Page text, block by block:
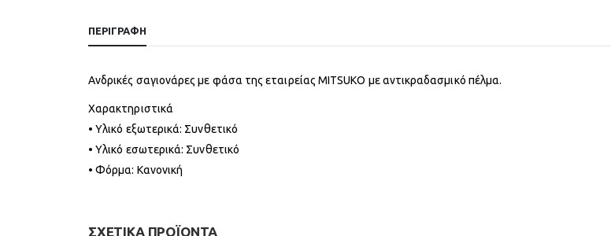
ΠΕΡΙΓΡΑΦΉ
Ανδρικές σαγιονάρες με φάσα της εταιρείας MITSUKO με αντικραδασμικό πέλμα.
Χαρακτηριστικά
• Υλικό εξωτερικά: Συνθετικό
• Υλικό εσωτερικά: Συνθετικό
• Φόρμα: Κανονική
ΣΧΕΤΙΚΆ ΠΡΟΪΌΝΤΑ